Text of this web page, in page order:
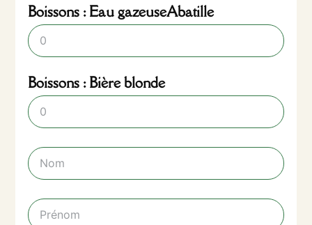
Boissons : Eau gazeuseAbatille
Boissons : Bière blonde